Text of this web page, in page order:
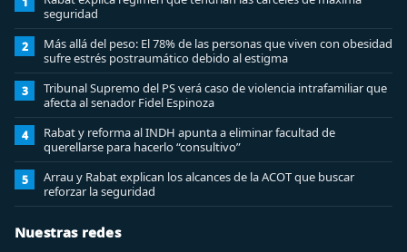
seguridad
2
Más allá del peso: El 78% de las personas que viven con obesidad
sufre estrés postraumático debido al estigma
3
Tribunal Supremo del PS verá caso de violencia intrafamiliar que
afecta al senador Fidel Espinoza
4
Rabat y reforma al INDH apunta a eliminar facultad de
querellarse para hacerlo “consultivo”
5
Arrau y Rabat explican los alcances de la ACOT que buscar
reforzar la seguridad
Nuestras redes